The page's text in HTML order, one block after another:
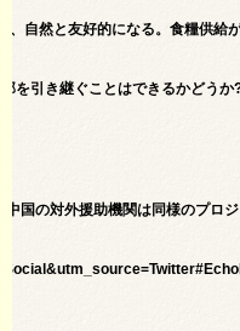
自然と友好的になる。食糧供給
を引き継ぐことはできるかどうか
国の対外援助機関は同様のプロ